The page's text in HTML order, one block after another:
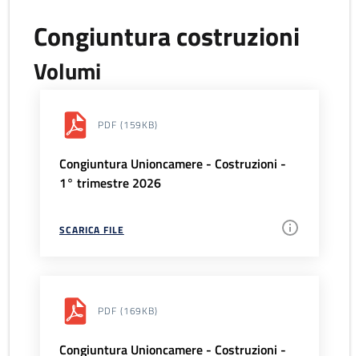
Congiuntura costruzioni
Volumi
PDF (159KB)
Congiuntura Unioncamere - Costruzioni -
1° trimestre 2026
SCARICA FILE
PDF (169KB)
Congiuntura Unioncamere - Costruzioni -